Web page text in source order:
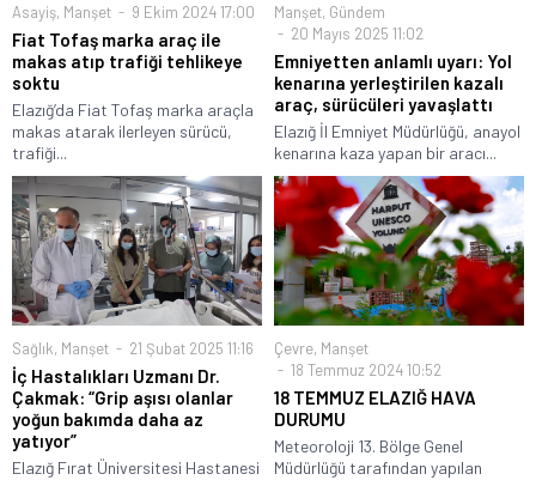
Asayiş, Manşet 9 Ekim 2024 17:00
Fiat Tofaş marka araç ile
makas atıp trafiği tehlikeye
soktu
Elazığ’da Fiat Tofaş marka araçla
makas atarak ilerleyen sürücü,
trafiği...
Manşet, Gündem
20 Mayıs 2025 11:02
Emniyetten anlamlı uyarı: Yol
kenarına yerleştirilen kazalı
araç, sürücüleri yavaşlattı
Elazığ İl Emniyet Müdürlüğü, anayol
kenarına kaza yapan bir aracı...
Sağlık, Manşet 21 Şubat 2025 11:16
İç Hastalıkları Uzmanı Dr.
Çakmak: “Grip aşısı olanlar
yoğun bakımda daha az
yatıyor”
Elazığ Fırat Üniversitesi Hastanesi
Çevre, Manşet
18 Temmuz 2024 10:52
18 TEMMUZ ELAZIĞ HAVA
DURUMU
Meteoroloji 13. Bölge Genel
Müdürlüğü tarafından yapılan